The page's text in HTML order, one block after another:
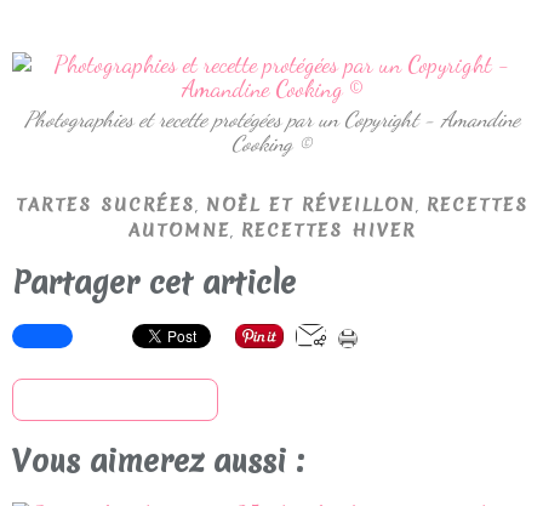
Photographies et recette protégées par un Copyright - Amandine
Cooking ©
TARTES SUCRÉES, NOËL ET RÉVEILLON, RECETTES
AUTOMNE, RECETTES HIVER
Partager cet article
Vous aimerez aussi :